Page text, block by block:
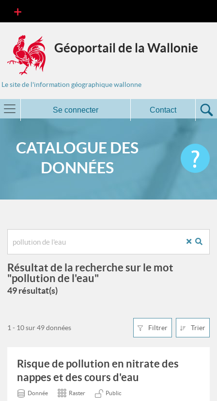
Géoportail de la Wallonie
Le site de l'information géographique wallonne
Se connecter Contact
CATALOGUE DES
DONNÉES
Résultat de la recherche sur le mot
"pollution de l'eau"
49 résultat(s)
Filtrer Trier
1 - 10 sur 49 données
Risque de pollution en nitrate des
nappes et des cours d'eau
Donnée Raster Public